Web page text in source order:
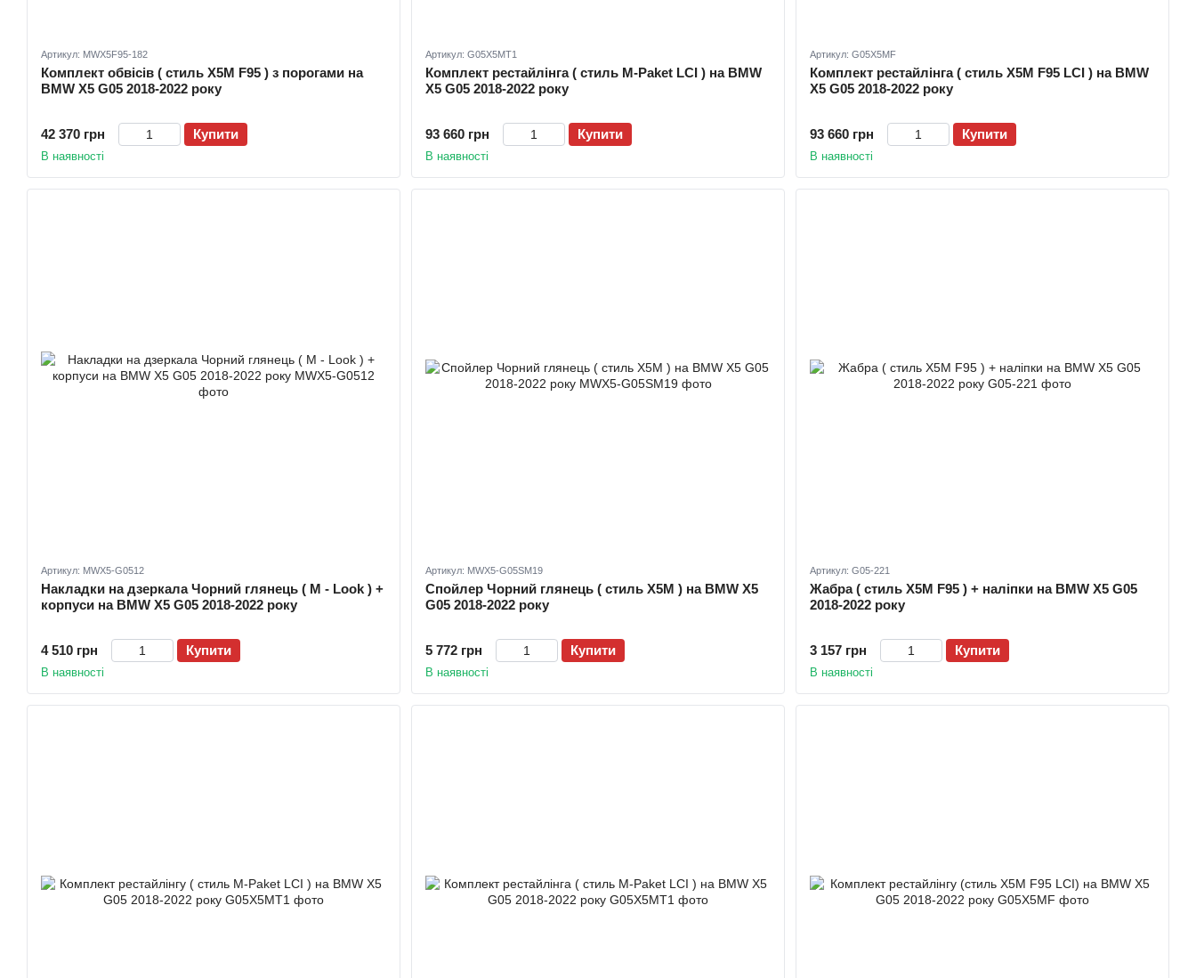
Артикул: MWX5F95-182
Комплект обвісів ( стиль X5M F95 ) з порогами на
BMW X5 G05 2018-2022 року
42 370 грн Купити
В наявності
Артикул: G05X5MT1
Комплект рестайлінга ( стиль M-Paket LCI ) на BMW
X5 G05 2018-2022 року
93 660 грн Купити
В наявності
Артикул: G05X5MF
Комплект рестайлінга ( стиль X5M F95 LCI ) на BMW
X5 G05 2018-2022 року
93 660 грн Купити
В наявності
Артикул: MWX5-G0512
Накладки на дзеркала Чорний глянець ( M - Look ) +
корпуси на BMW X5 G05 2018-2022 року
4 510 грн Купити
В наявності
Артикул: MWX5-G05SM19
Спойлер Чорний глянець ( стиль X5M ) на BMW X5
G05 2018-2022 року
5 772 грн Купити
В наявності
Артикул: G05-221
Жабра ( стиль X5M F95 ) + наліпки на BMW X5 G05
2018-2022 року
3 157 грн Купити
В наявності